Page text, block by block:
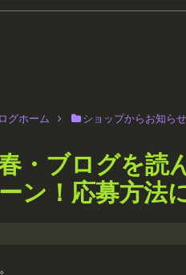
グホーム ショップからお知らせ
・ブログを読
ン！応募方法